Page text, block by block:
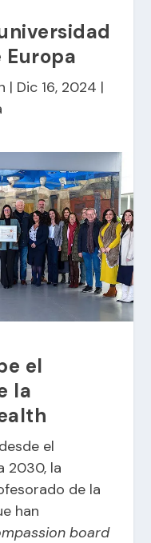
Europa
| Dic 16, 2024 |
el
la
el
2030, la
de la
han
board